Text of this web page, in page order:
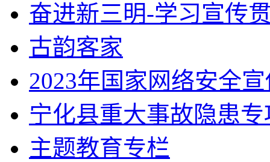
奋进新三明-学习宣传
古韵客家
2023年国家网络安全
宁化县重大事故隐患
主题教育专栏